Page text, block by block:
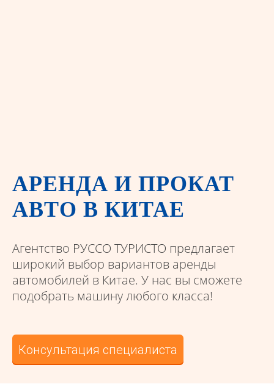
АРЕНДА И ПРОКАТ
АВТО В КИТАЕ
Агентство РУССО ТУРИСТО предлагает
широкий выбор вариантов аренды
автомобилей в Китае. У нас вы сможете
подобрать машину любого класса!
Консультация специалиста